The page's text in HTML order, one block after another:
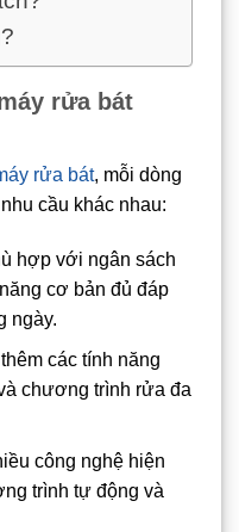
rửa bát
rửa bát, mỗi dòng
cầu khác nhau:
hợp với ngân sách
cơ bản đủ đáp
ngày.
các tính năng
chương trình rửa đa
công nghệ hiện
trình tự động và